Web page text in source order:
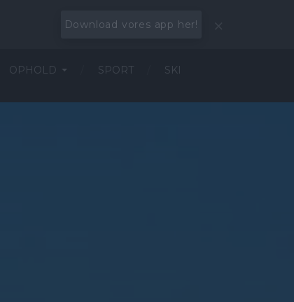
Download vores app her!
OPHOLD SPORT SKI